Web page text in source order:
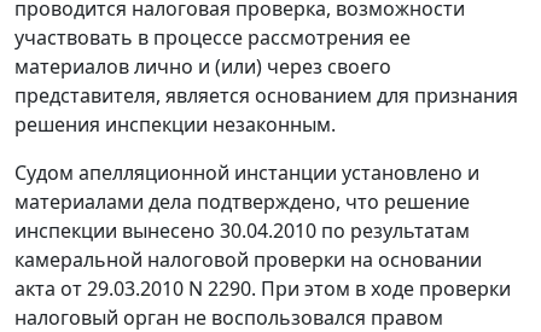
проводится налоговая проверка, возможности
участвовать в процессе рассмотрения ее
материалов лично и (или) через своего
представителя, является основанием для признания
решения инспекции незаконным.
Судом апелляционной инстанции установлено и
материалами дела подтверждено, что решение
инспекции вынесено 30.04.2010 по результатам
камеральной налоговой проверки на основании
акта от 29.03.2010 N 2290. При этом в ходе проверки
налоговый орган не воспользовался правом